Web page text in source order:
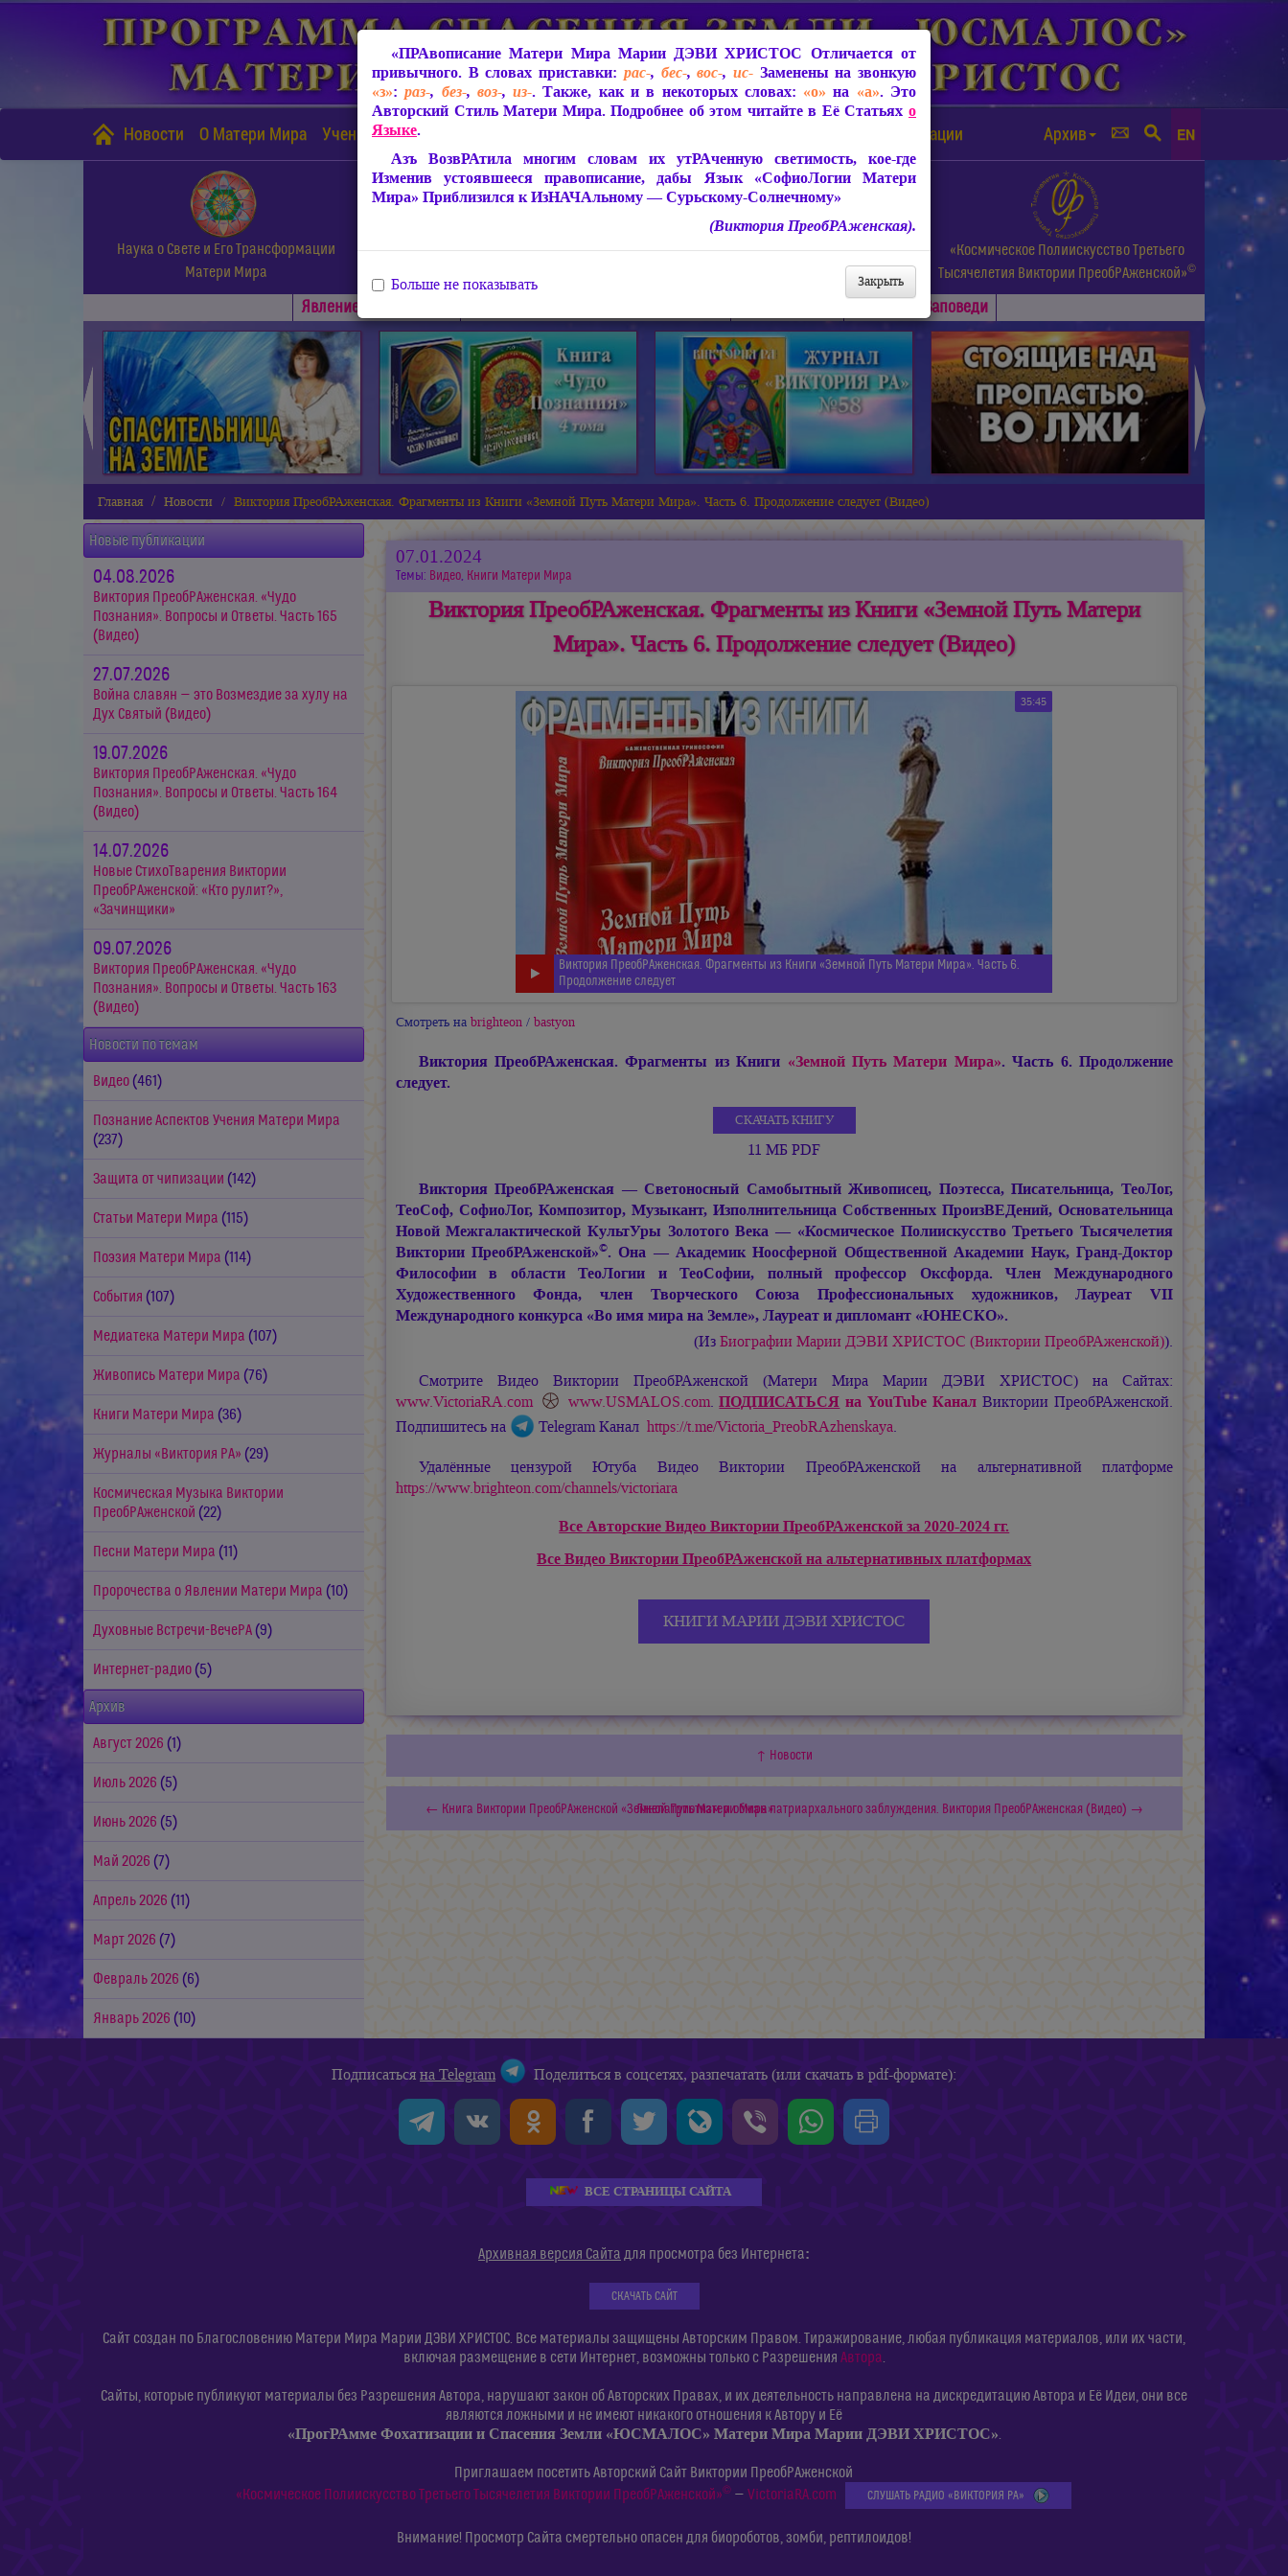
Новости О Матери Мира Учение Матери Мира Защита от чипизации Архив EN
Наука о Свете и Его Трансформации
Матери Мира
СофиоЛогия Матери Мира
Живое Слово Матери Мира.
Статьи, Книги, Видео, Аудио и др.
«Космическое Полиискусство Третьего
Тысячелетия Виктории ПреобРАженской»©
Явлениe Матери Мира Заповеди
◄ ►
Главная Новости Виктория ПреобРАженская. Фрагменты из Книги «Земной Путь Матери Мира». Часть 6. Продолжение следует (Видео)
Новые публикации
04.08.2026
Виктория ПреобРАженская. «Чудо
Познания». Вопросы и Ответы. Часть 165
(Видео)
27.07.2026
Война славян — это Возмездие за хулу на
Дух Святый (Видео)
19.07.2026
Виктория ПреобРАженская. «Чудо
Познания». Вопросы и Ответы. Часть 164
(Видео)
14.07.2026
Новые СтихоТварения Виктории
ПреобРАженской: «Кто рулит?»,
«Зачинщики»
09.07.2026
Виктория ПреобРАженская. «Чудо
Познания». Вопросы и Ответы. Часть 163
(Видео)
Новости по темам
Видео (461)
Познание Аспектов Учения Матери Мира
(237)
Защита от чипизации (142)
Статьи Матери Мира (115)
Поэзия Матери Мира (114)
События (107)
Медиатека Матери Мира (107)
Живопись Матери Мира (76)
Книги Матери Мира (36)
Журналы «Виктория РА» (29)
Космическая Музыка Виктории
ПреобРАженской (22)
Песни Матери Мира (11)
Пророчества о Явлении Матери Мира (10)
Духовные Встречи-ВечеРА (9)
Интернет-радио (5)
Архив
Август 2026 (1)
Июль 2026 (5)
Июнь 2026 (5)
Май 2026 (7)
Апрель 2026 (11)
Март 2026 (7)
Февраль 2026 (6)
Январь 2026 (10)
07.01.2024
Темы: Видео, Книги Матери Мира
Виктория ПреобРАженская. Фрагменты из Книги «Земной Путь Матери
Мира». Часть 6. Продолжение следует (Видео)
35:45
Виктория ПреобРАженская. Фрагменты из Книги «Земной Путь Матери Мира». Часть 6.
Продолжение следует
Смотреть на brighteon/ bastyon
Виктория ПреобРАженская. Фрагменты из Книги «Земной Путь Матери Мира». Часть 6. Продолжение
следует.
СКАЧАТЬ КНИГУ
11 МБ PDF
Виктория ПреобРАженская — Светоносный Самобытный Живописец, Поэтесса, Писательница, ТеоЛог,
ТеоСоф, СофиоЛог, Композитор, Музыкант, Изполнительница Собственных ПроизВЕДений, Основательница
Новой Межгалактической КультУры Золотого Века — «Космическое Полиискусство Третьего Тысячелетия
Виктории ПреобРАженской»©. Она — Академик Ноосферной Общественной Академии Наук, Гранд-Доктор
Философии в области ТеоЛогии и ТеоСофии, полный профессор Оксфорда. Член Международного
Художественного Фонда, член Творческого Союза Профессиональных художников, Лауреат VII
Международного конкурса «Во имя мира на Земле», Лауреат и дипломант «ЮНЕСКО».
(ИзБиографииМарии ДЭВИ ХРИСТОС (Виктории ПреобРАженской)).
Смотрите Видео Виктории ПреобРАженской (Матери Мира Марии ДЭВИ ХРИСТОС) на Сайтах:
www.VictoriaRA.com
www.USMALOS.com.ПОДПИСАТЬСЯ на YouTube Канал Виктории ПреобРАженской.
Подпишитесь на
Telegram Канал https://t.me/Victoria_PreobRAzhenskaya.
Удалённые цензурой Ютуба Видео Виктории ПреобРАженской на альтернативной платформе
https://www.brighteon.com/channels/victoriara
Все Авторские Видео Виктории ПреобРАженской за 2020-2024 гг.
Все Видео Виктории ПреобРАженской на альтернативных платформах
КНИГИ МАРИИ ДЭВИ ХРИСТОС
↑ Новости
← Книга Виктории ПреобРАженской «Земной Путь Матери Мира»Лжепатриотизм и обман патриархального заблуждения. Виктория ПреобРАженская (Видео) →
«ПРАвописание Матери Мира Марии ДЭВИ ХРИСТОС Отличается от
привычного. В словах приставки: рас-, бес-,вос-, ис-Заменены на звонкую
«з»:раз-, без-, воз-,из-. Также, как и в некоторых словах: «о» на «а». Это
Авторский Стиль Матери Мира. Подробнее об этом читайте в Её Статьях о
Языке.
Азъ ВозвРАтила многим словам их утРАченную светимость, кое-где
Изменив устоявшееся правописание, дабы Язык «СофиоЛогии Матери
Мира» Приблизился к ИзНАЧАльному — Сурьскому-Солнечному»
(Виктория ПреобРАженская).
Закрыть
Больше не показывать
Подписатьсяна Telegram Поделиться в соцсетях, разпечатать (или скачать в pdf-формате):
ВСЕ СТРАНИЦЫ САЙТА
Архивная версия Сайта для просмотра без Интернета:
СКАЧАТЬ САЙТ
Сайт создан по Благословению Матери Мира Марии ДЭВИ ХРИСТОС. Все материалы защищены Авторским Правом. Тиражирование, любая публикация материалов, или их части,
включая размещение в сети Интернет, возможны только с Разрешения Автора.
Сайты, которые публикуют материалы без Разрешения Автора, нарушают закон об Авторских Правах, и их деятельность направлена на дискредитацию Автора и Её Идеи, они все
являются ложными и не имеют никакого отношения к Автору и Её
«ПрогРАмме Фохатизации и Спасения Земли «ЮСМАЛОС» Матери Мира Марии ДЭВИ ХРИСТОС».
Приглашаем посетить Авторский Сайт Виктории ПреобРАженской
«Космическое Полиискусство Третьего Тысячелетия Виктории ПреобРАженской»© — VictoriaRA.com СЛУШАТЬ РАДИО «ВИКТОРИЯ РА»
Внимание! Просмотр Сайта смертельно опасен для биороботов, зомби, рептилоидов!